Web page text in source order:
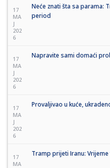
17
MA
J
202
6
Neće znati šta sa parama:
period
17
MA
J
202
6
Napravite sami domaći
17
MA
J
202
6
Provaljivao u kuće,
17
MA
Tramp prijeti Iranu: